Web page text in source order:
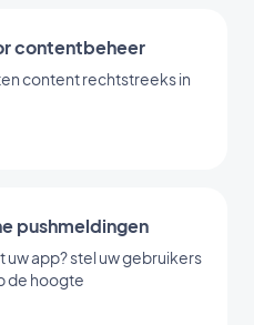
contentbeheer
content rechtstreeks in
pushmeldingen
uw app? stel uw gebruikers
de hoogte